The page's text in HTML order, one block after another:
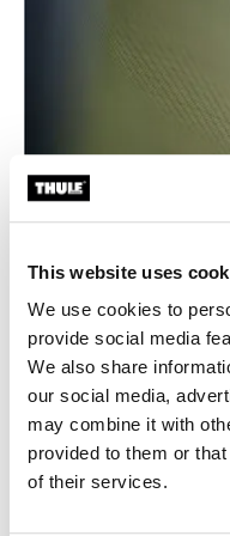
This website uses
We use cookies to
provide social media
We also share
our social media,
may combine it with
provided to them or
of their services.